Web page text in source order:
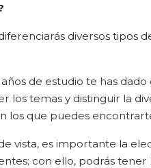
diversos
de estudio te has
los temas y distinguir la
los que puedes
vista, es importante la
con ello, podrás